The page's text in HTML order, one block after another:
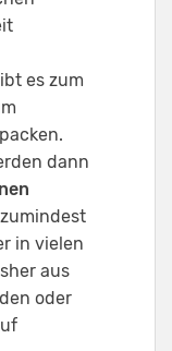
es zum
dann
in vielen
aus
oder